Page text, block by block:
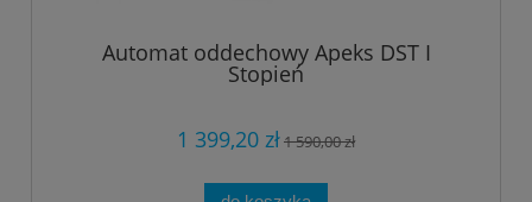
Automat oddechowy Apeks DST I
Stopień
1 399,20 zł1 590,00 zł